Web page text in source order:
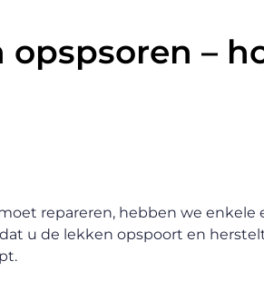
opspsoren –
repareren, hebben we
u de lekken opspoort en